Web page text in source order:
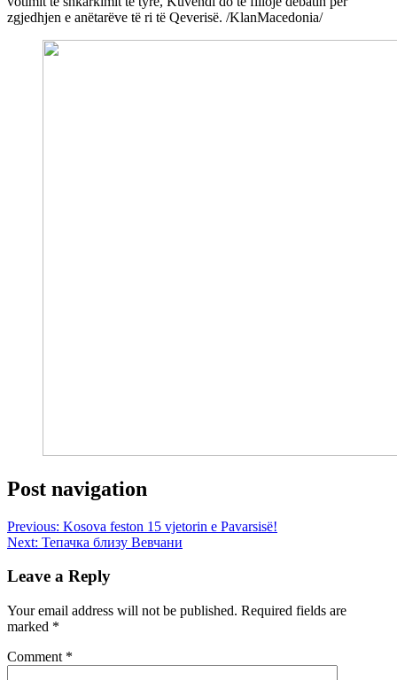
zgjedhjen e anëtarëve të ri të Qeverisë. /KlanMacedonia/
Post navigation
Previous: Kosova feston 15 vjetorin e Pavarsisë!
Next: Тепачка близу Вевчани
Leave a Reply
Your email address will not be published. Required fields are
marked *
Comment *